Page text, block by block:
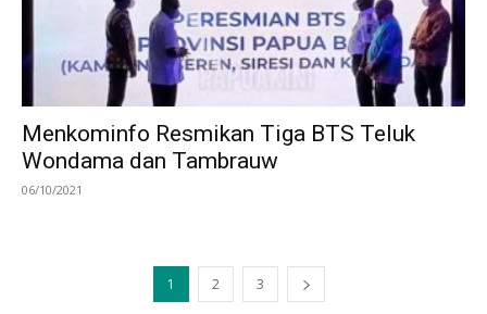
Menkominfo Resmikan Tiga BTS Teluk
Wondama dan Tambrauw
06/10/2021
1 2 3